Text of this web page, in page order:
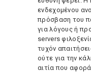
ενδεχομένου
πρόσβαση του
για λόγους ή
servers
τυχόν
ούτε για την
αιτία που